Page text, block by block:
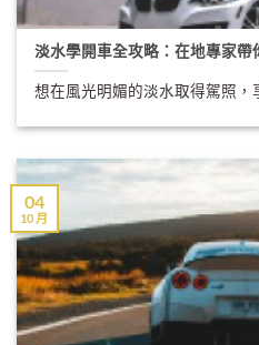
淡水學開車全攻略：在地專家帶
想在風光明媚的淡水取得駕照，
04
10 月